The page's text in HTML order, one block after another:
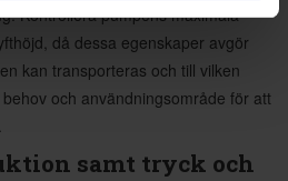
Kontrollera pumpens maximala
då dessa egenskaper avgör
kan transporteras och till vilken
och användningsområde för att
samt tryck och